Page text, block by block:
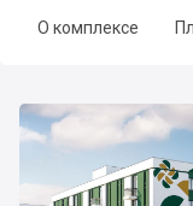
О комплексе